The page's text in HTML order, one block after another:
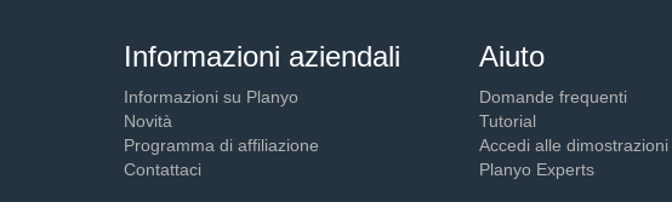
Informazioni aziendali
Informazioni su Planyo
Novità
Programma di affiliazione
Contattaci
Aiuto
Domande frequenti
Tutorial
Accedi alle dimostrazioni
Planyo Experts